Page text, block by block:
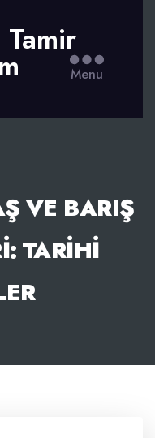
Menu
VE BARIŞ
TARIHI